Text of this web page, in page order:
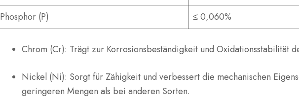
Phosphor (P)
≤ 0,060%
Chrom (Cr): Trägt zur Korrosionsbeständigkeit und Oxidationsstabilität
Nickel (Ni): Sorgt für Zähigkeit und verbessert die mechanischen
geringeren Mengen als bei anderen Sorten.